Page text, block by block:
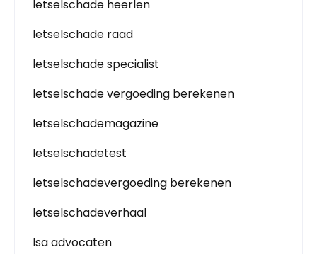
letselschade heerlen
letselschade raad
letselschade specialist
letselschade vergoeding berekenen
letselschademagazine
letselschadetest
letselschadevergoeding berekenen
letselschadeverhaal
lsa advocaten